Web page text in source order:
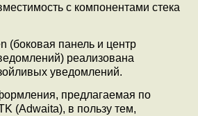
с компонентами стека
(боковая панель и центр
реализована
уведомлений.
предлагаемая по
(Adwaita), в пользу тем,